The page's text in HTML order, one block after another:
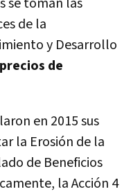
se toman las
de la
y Desarrollo
precios de
en 2015 sus
la Erosión de la
de Beneficios
la Acción 4